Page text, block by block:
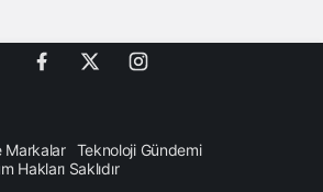
Markalar
Teknoloji Gündemi
Hakları Saklıdır